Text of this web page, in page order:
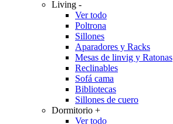
Living -
Ver todo
Poltrona
Sillones
Aparadores y Racks
Mesas de linvig y Ratonas
Reclinables
Sofá cama
Bibliotecas
Sillones de cuero
Dormitorio +
Ver todo